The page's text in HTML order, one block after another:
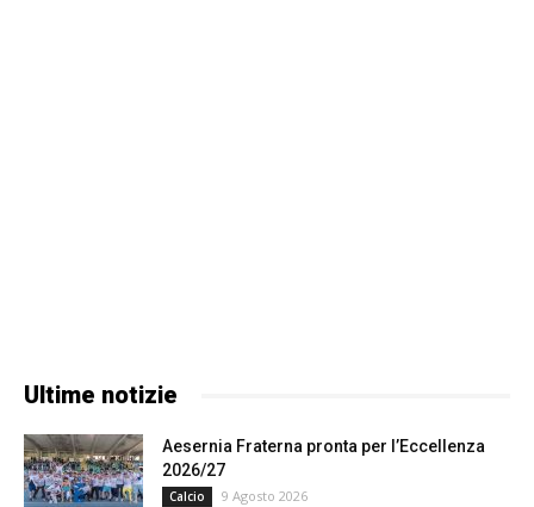
Ultime notizie
Aesernia Fraterna pronta per l’Eccellenza
2026/27
Calcio 9 Agosto 2026